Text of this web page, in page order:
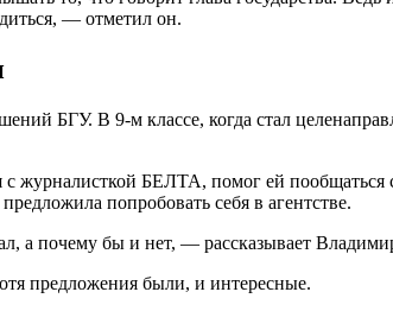
— отметил он.
БГУ. В 9-м классе, когда стал
журналисткой БЕЛТА, помог ей
попробовать себя в агентстве.
а почему бы и нет, — рассказывает
предложения были, и интересные.